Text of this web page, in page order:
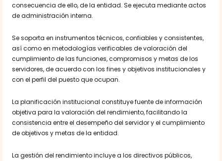
consecuencia de ello, de la entidad. Se ejecuta mediante actos
de administración interna.
Se soporta en instrumentos técnicos, confiables y consistentes,
así como en metodologías verificables de valoración del
cumplimiento de las funciones, compromisos y metas de los
servidores, de acuerdo con los fines y objetivos institucionales y
con el perfil del puesto que ocupan.
La planificación institucional constituye fuente de información
objetiva para la valoración del rendimiento, facilitando la
consistencia entre el desempeño del servidor y el cumplimiento
de objetivos y metas de la entidad.
La gestión del rendimiento incluye a los directivos públicos,